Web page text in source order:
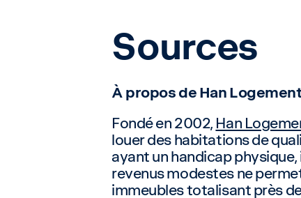
Sources
À propos de Han
Fondé en 2002, Han
louer des habitations de
ayant un handicap
revenus modestes ne
immeubles totalisant près